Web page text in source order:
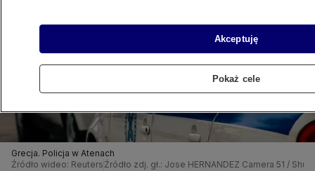
Grecja. Policja w Atenach
Źródło wideo: Reuters Źródło zdj. gł.: Jose HERNANDEZ Camera 51 /
Akceptuję
Pokaż cele